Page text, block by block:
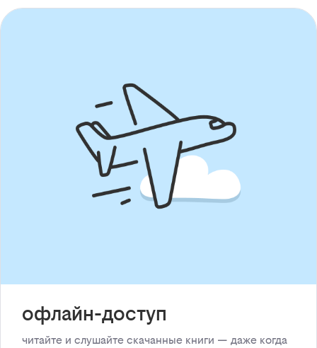
офлайн-доступ
читайте и слушайте скачанные книги — даже когда